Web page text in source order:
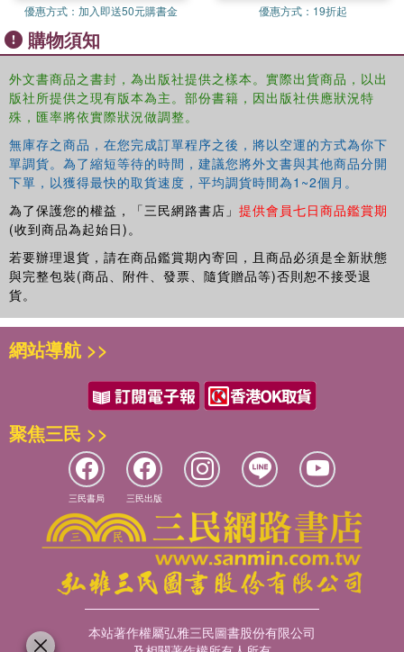
This book will be of interest to students and scholars of
political science, British and US history, democracy,
political participation, governance, social movements and
politics.
優惠方式： 加入即送50元購書金 優惠方式： 19折起
購物須知
外文書商品之書封，為出版社提供之樣本。實際出貨商品，以出
版社所提供之現有版本為主。部份書籍，因出版社供應狀況特
殊，匯率將依實際狀況做調整。
無庫存之商品，在您完成訂單程序之後，將以空運的方式為你下
單調貨。為了縮短等待的時間，建議您將外文書與其他商品分開
下單，以獲得最快的取貨速度，平均調貨時間為1~2個月。
為了保護您的權益，「三民網路書店」 提供會員七日商品鑑賞期
(收到商品為起始日)。
若要辦理退貨，請在商品鑑賞期內寄回，且商品必須是全新狀態
與完整包裝(商品、附件、發票、隨貨贈品等)否則恕不接受退
貨。
網站導航 >>
聚焦三民 >>
三民書局 三民出版
本站著作權屬弘雅三民圖書股份有限公司